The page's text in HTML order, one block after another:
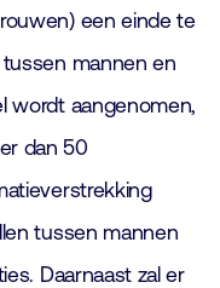
een einde te
mannen en
wordt aangenomen,
dan 50
tussen mannen
Daarnaast zal er